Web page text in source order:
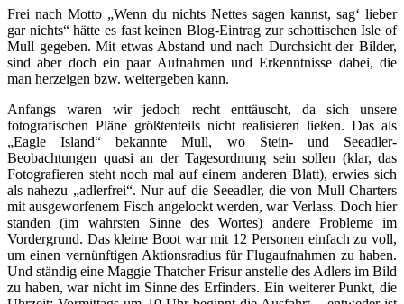
Frei nach Motto „Wenn du nichts Nettes sagen kannst, sag‘ lieber
gar nichts“ hätte es fast keinen Blog-Eintrag zur schottischen Isle of
Mull gegeben. Mit etwas Abstand und nach Durchsicht der Bilder,
sind aber doch ein paar Aufnahmen und Erkenntnisse dabei, die
man herzeigen bzw. weitergeben kann.
Anfangs waren wir jedoch recht enttäuscht, da sich unsere
fotografischen Pläne größtenteils nicht realisieren ließen. Das als
„Eagle Island“ bekannte Mull, wo Stein- und Seeadler-
Beobachtungen quasi an der Tagesordnung sein sollen (klar, das
Fotografieren steht noch mal auf einem anderen Blatt), erwies sich
als nahezu „adlerfrei“. Nur auf die Seeadler, die von Mull Charters
mit ausgeworfenem Fisch angelockt werden, war Verlass. Doch hier
standen (im wahrsten Sinne des Wortes) andere Probleme im
Vordergrund. Das kleine Boot war mit 12 Personen einfach zu voll,
um einen vernünftigen Aktionsradius für Flugaufnahmen zu haben.
Und ständig eine Maggie Thatcher Frisur anstelle des Adlers im Bild
zu haben, war nicht im Sinne des Erfinders. Ein weiterer Punkt, die